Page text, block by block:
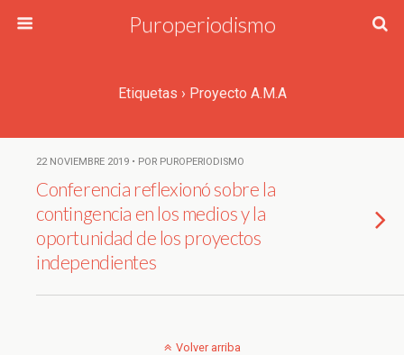
Puroperiodismo
Etiquetas › Proyecto A.M.A
22 NOVIEMBRE 2019 • POR PUROPERIODISMO
Conferencia reflexionó sobre la
contingencia en los medios y la
oportunidad de los proyectos
independientes
Volver arriba